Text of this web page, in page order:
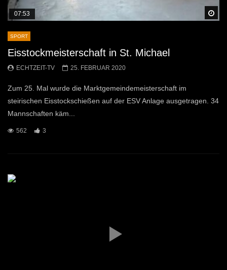
07:53
SPORT
Eisstockmeisterschaft in St. Michael
ECHTZEIT-TV 25. FEBRUAR 2020
Zum 25. Mal wurde die Marktgemeindemeisterschaft im
steirischen Eisstockschießen auf der ESV Anlage ausgetragen. 34
Mannschaften käm...
562 3